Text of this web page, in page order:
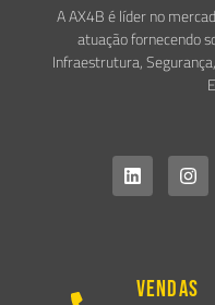
A AX4B é líder no
atuação fornecendo
Infraestrutura,
Vendas